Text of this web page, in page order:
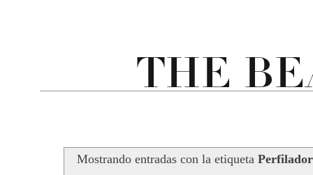
Mostrando entradas con la etiqueta